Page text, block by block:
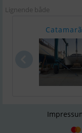
Lignende både